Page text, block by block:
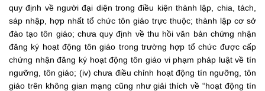
quy định về người đại diện trong điều kiện thành lập, chia, tách,
sáp nhập, hợp nhất tổ chức tôn giáo trực thuộc; thành lập cơ sở
đào tạo tôn giáo; chưa quy định về thu hồi văn bản chứng nhận
đăng ký hoạt động tôn giáo trong trường hợp tổ chức được cấp
chứng nhận đăng ký hoạt động tôn giáo vi phạm pháp luật về tín
ngưỡng, tôn giáo; (iv) chưa điều chỉnh hoạt động tín ngưỡng, tôn
giáo trên không gian mạng cũng như giải thích về “hoạt động tín